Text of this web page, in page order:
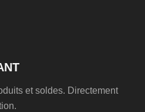
et soldes. Directement